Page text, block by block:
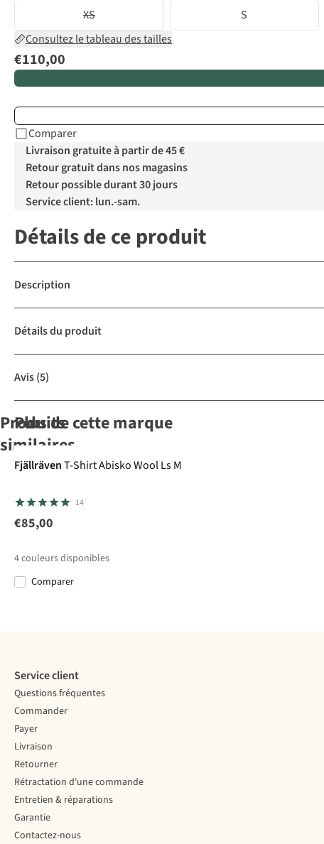
XS
S
Consultez le tableau des tailles
€110,00
Comparer
Livraison gratuite à partir de 45 €
Retour gratuit dans nos magasins
Retour possible durant 30 jours
Service client: lun.-sam.
Détails de ce produit
Description
Détails du produit
Avis(5)
Produits
similaires
Le choix
A.S.Adventure
Chemise
Nosilife
Long Sleeved
Shirt III
Chemise
Nosilife Pro
Shirt V
Chemise
Abisko
Shirt
Chemise
Silver Ridge™
Woven
Plus de cette marque
FjällrävenT-Shirt Abisko Wool Ls M
14
€85,00
4couleurs disponibles
Comparer
Service client
Questions fréquentes
Commander
Payer
Livraison
Retourner
Rétractation d'une commande
Entretien & réparations
Garantie
Contactez-nous